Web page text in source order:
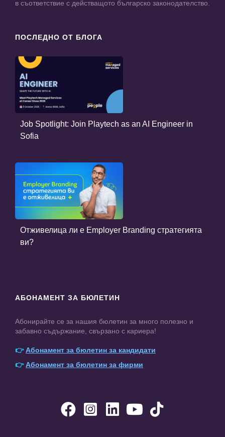
в съответствие с действащото българско законодателство.
ПОСЛЕДНО ОТ БЛОГА
Job Spotlight: Join Playtech as an AI Engineer in
Sofia
Отживелица ли е Employer Branding стратегията
ви?
АБОНАМЕНТ ЗА БЮЛЕТИН
Абонирайте се за нашия бюлетин за много полезно и
забавно съдържание, свързано с кариера!
👉Абонамент за бюлетин за кандидати
👉Абонамент за бюлетин за фирми
    